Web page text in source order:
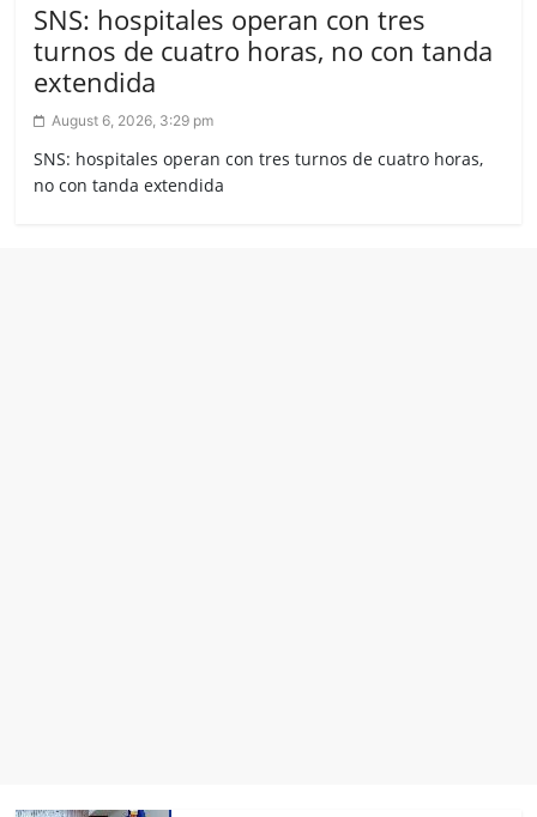
SNS: hospitales operan con tres
turnos de cuatro horas, no con tanda
extendida
August 6, 2026, 3:29 pm
SNS: hospitales operan con tres turnos de cuatro horas,
no con tanda extendida